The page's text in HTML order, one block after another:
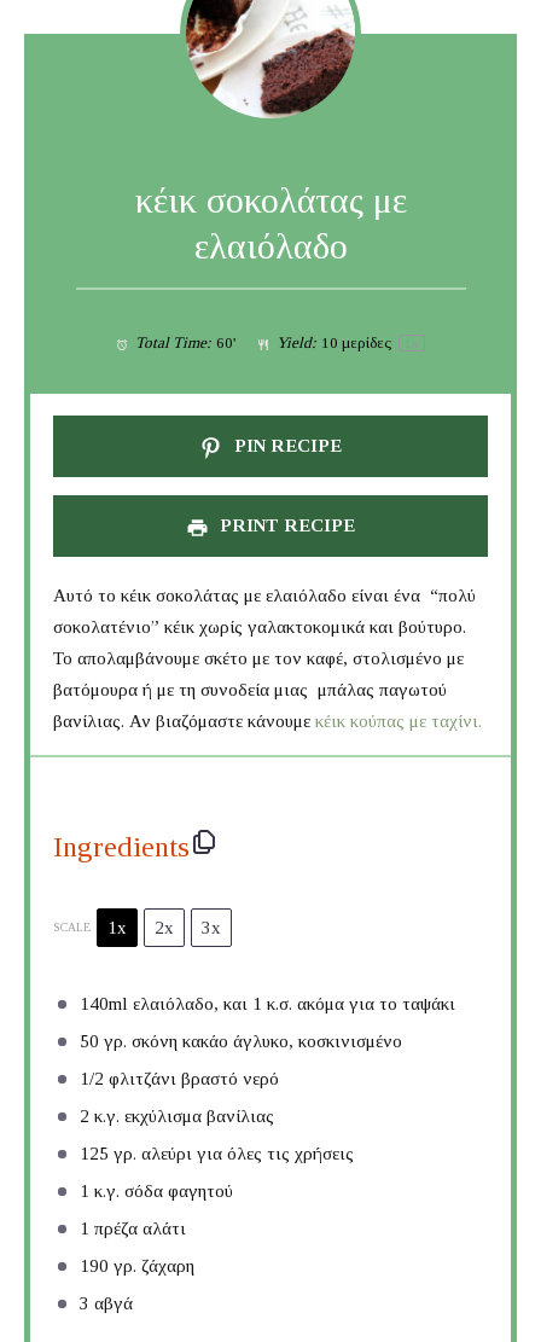
κέικ σοκολάτας με
ελαιόλαδο
Total Time: 60' Yield: 10 μερίδες 1 x
PIN RECIPE
PRINT RECIPE
Αυτό το κέικ σοκολάτας με ελαιόλαδο είναι ένα “πολύ
σοκολατένιο” κέικ χωρίς γαλακτοκομικά και βούτυρο.
Το απολαμβάνουμε σκέτο με τον καφέ, στολισμένο με
βατόμουρα ή με τη συνοδεία μιας μπάλας παγωτού
βανίλιας. Αν βιαζόμαστε κάνουμε κέικ κούπας με ταχίνι.
Ingredients
SCALE 1x 2x 3x
140ml ελαιόλαδο, και 1 κ.σ. ακόμα για το ταψάκι
50 γρ. σκόνη κακάο άγλυκο, κοσκινισμένο
1/2 φλιτζάνι βραστό νερό
2 κ.γ. εκχύλισμα βανίλιας
125 γρ. αλεύρι για όλες τις χρήσεις
1 κ.γ. σόδα φαγητού
1 πρέζα αλάτι
190 γρ. ζάχαρη
3 αβγά